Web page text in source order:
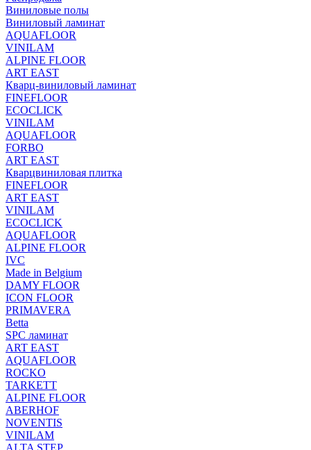
Виниловые полы
Виниловый ламинат
AQUAFLOOR
VINILAM
ALPINE FLOOR
ART EAST
Кварц-виниловый ламинат
FINEFLOOR
ECOCLICK
VINILAM
AQUAFLOOR
FORBO
ART EAST
Кварцвиниловая плитка
FINEFLOOR
ART EAST
VINILAM
ECOCLICK
AQUAFLOOR
ALPINE FLOOR
IVC
Made in Belgium
DAMY FLOOR
ICON FLOOR
PRIMAVERA
Betta
SPC ламинат
ART EAST
AQUAFLOOR
ROCKO
TARKETT
ALPINE FLOOR
ABERHOF
NOVENTIS
VINILAM
ALTA STEP